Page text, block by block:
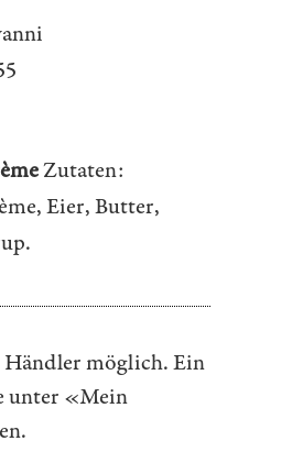
Zutaten:
Eier, Butter,
möglich. Ein
unter «Mein